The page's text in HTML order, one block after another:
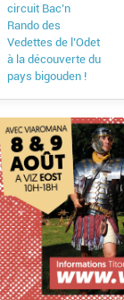
circuit Bac’n
Rando des
Vedettes de l’Odet
à la découverte du
pays bigouden !